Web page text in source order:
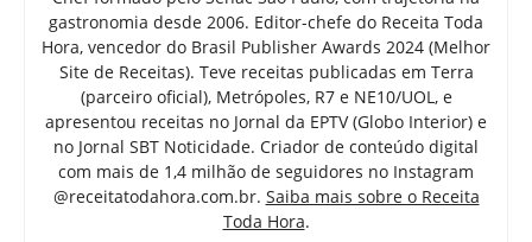
gastronomia desde 2006. Editor-chefe do Receita Toda
Hora, vencedor do Brasil Publisher Awards 2024 (Melhor
Site de Receitas). Teve receitas publicadas em Terra
(parceiro oficial), Metrópoles, R7 e NE10/UOL, e
apresentou receitas no Jornal da EPTV (Globo Interior) e
no Jornal SBT Noticidade. Criador de conteúdo digital
com mais de 1,4 milhão de seguidores no Instagram
@receitatodahora.com.br. Saiba mais sobre o Receita
Toda Hora.